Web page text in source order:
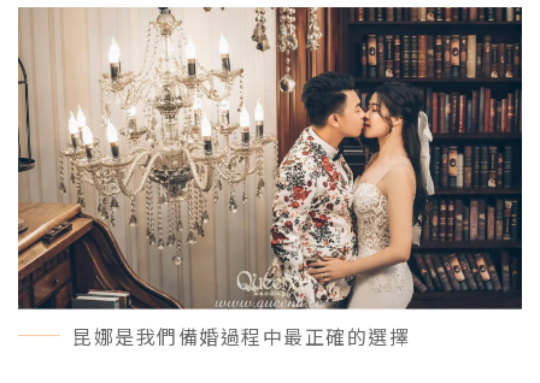
昆娜是我們備婚過程中最正確的選擇